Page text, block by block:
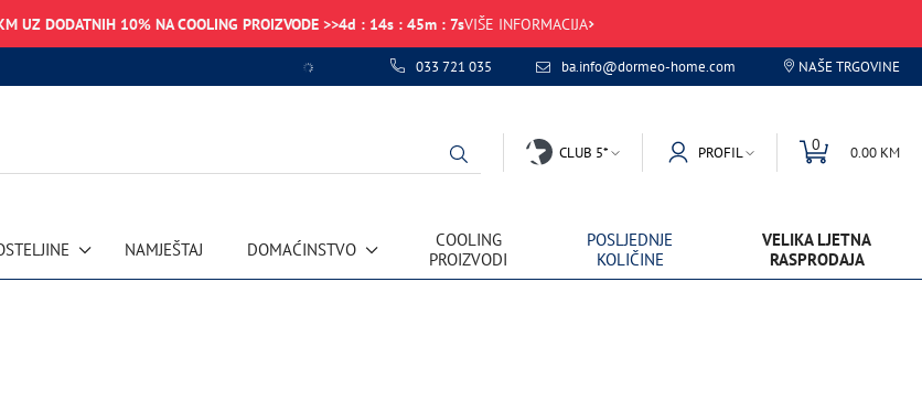
UZ DODATNIH 10% NA COOLING PROIZVODE >>4d : 14s : 45m : 7sVIŠE INFORMACIJA
033 721 035 ba.info@dormeo-home.com NAŠE TRGOVINE
CLUB 5* PROFIL 0 0.00 KM
NAMJEŠTAJ DOMAĆINSTVO
COOLING
PROIZVODI
POSLJEDNJE
KOLIČINE
VELIKA LJETNA
RASPRODAJA